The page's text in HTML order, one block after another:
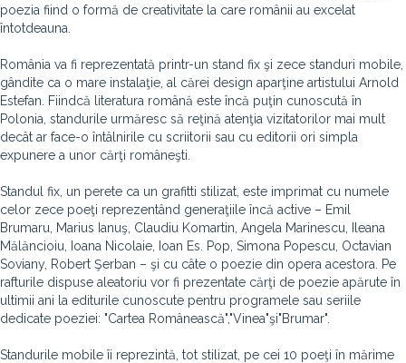
poezia fiind o formă de creativitate la care românii au excelat
întotdeauna.
România va fi reprezentată printr-un stand fix şi zece standuri mobile,
gândite ca o mare instalaţie, al cărei design aparţine artistului Arnold
Estefan. Fiindcă literatura română este încă puţin cunoscută în
Polonia, standurile urmăresc să reţină atenţia vizitatorilor mai mult
decât ar face-o întâlnirile cu scriitorii sau cu editorii ori simpla
expunere a unor cărţi româneşti.
Standul fix, un perete ca un grafitti stilizat, este imprimat cu numele
celor zece poeţi reprezentând generaţiile încă active – Emil
Brumaru, Marius Ianuş, Claudiu Komartin, Angela Marinescu, Ileana
Mălăncioiu, Ioana Nicolaie, Ioan Es. Pop, Simona Popescu, Octavian
Soviany, Robert Şerban – şi cu câte o poezie din opera acestora. Pe
rafturile dispuse aleatoriu vor fi prezentate cărţi de poezie apărute în
ultimii ani la editurile cunoscute pentru programele sau seriile
dedicate poeziei: "Cartea Românească","Vinea"şi"Brumar".
Standurile mobile îi reprezintă, tot stilizat, pe cei 10 poeţi în mărime